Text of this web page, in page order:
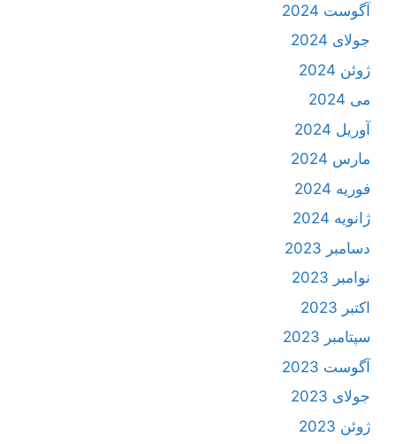
آگوست 2024
جولای 2024
ژوئن 2024
می 2024
آوریل 2024
مارس 2024
فوریه 2024
ژانویه 2024
دسامبر 2023
نوامبر 2023
اکتبر 2023
سپتامبر 2023
آگوست 2023
جولای 2023
ژوئن 2023